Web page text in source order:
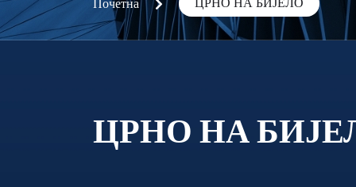
Почетна ЦРНО НА БИЈЕЛО
ЦРНО НА